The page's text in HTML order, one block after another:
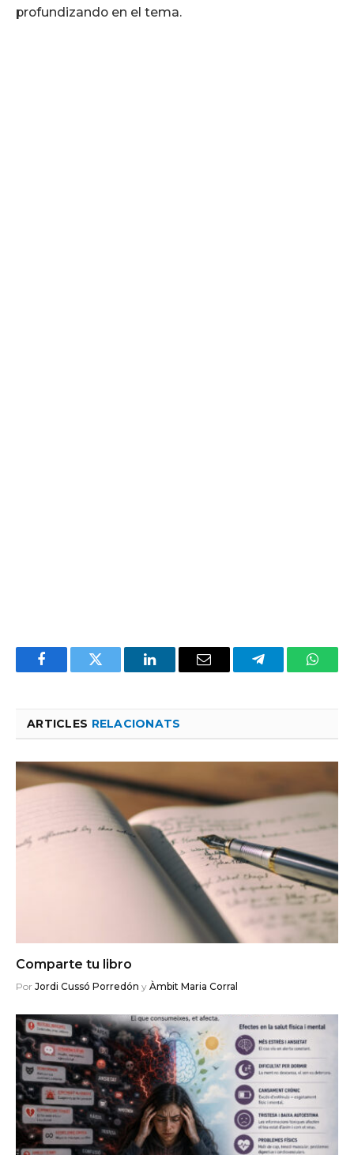
profundizando en el tema.
FacebookTwitter LinkedInEmail Telegram
ARTICLES RELACIONATS
Comparte tu libro
Por Jordi Cussó Porredón y Àmbit Maria Corral